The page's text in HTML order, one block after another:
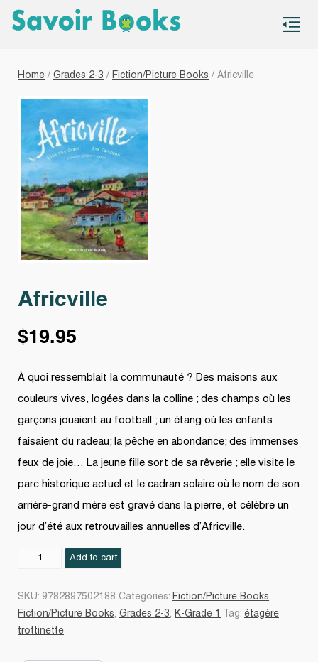
Home / Grades 2-3 / Fiction/Picture Books / Africville
Africville
$19.95
À quoi ressemblait la communauté ? Des maisons aux
couleurs vives, logées dans la colline ; des champs où les
garçons jouaient au football ; un étang où les enfants
faisaient du radeau; la pêche en abondance; des immenses
feux de joie… La jeune fille sort de sa rêverie ; elle visite le
parc historique actuel et le cadran solaire où le nom de son
arrière-grand mère est gravé dans la pierre, et célèbre un
jour d’été aux retrouvailles annuelles d’Africville.
Africville
Add to cart
SKU: 9782897502188 Categories: Fiction/Picture Books,
Fiction/Picture Books, Grades 2-3, K-Grade 1 Tag: étagère
trottinette